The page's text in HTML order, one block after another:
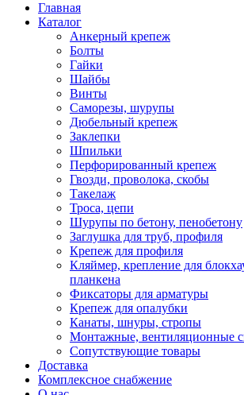
Главная
Каталог
Анкерный крепеж
Болты
Гайки
Шайбы
Винты
Саморезы, шурупы
Дюбельный крепеж
Заклепки
Шпильки
Перфорированный крепеж
Гвозди, проволока, скобы
Такелаж
Троса, цепи
Шурупы по бетону, пенобетону
Заглушка для труб, профиля
Крепеж для профиля
Кляймер, крепление для
планкена
Фиксаторы для арматуры
Крепеж для опалубки
Канаты, шнуры, стропы
Монтажные, вентиляционные
Сопутствующие товары
Доставка
Комплексное снабжение